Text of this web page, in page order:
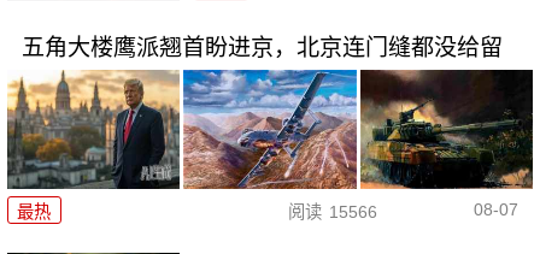
五角大楼鹰派翘首盼进京，北京连门缝都没给留
最热 阅读 15566 08-07